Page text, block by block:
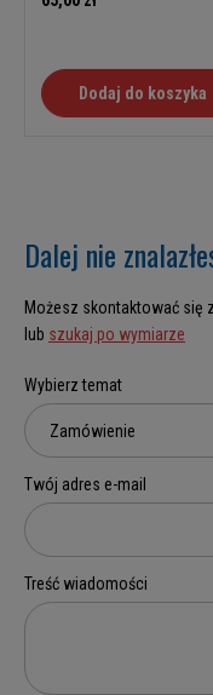
Dodaj do koszyka
Dalej nie
Możesz skontaktować się
lub szukaj po wymiarze